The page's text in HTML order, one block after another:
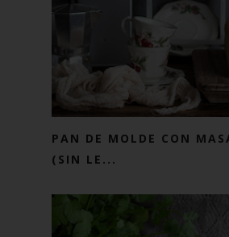
PAN DE MOLDE CON
(SIN LE...